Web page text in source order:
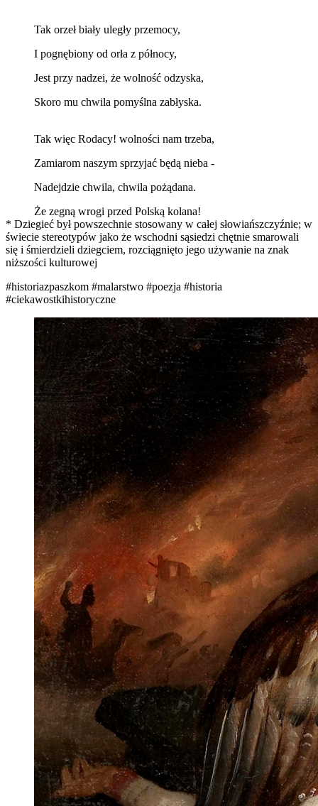
Tak orzeł białу uległy przemocy,
I pognębiony od orła z północy,
Jest przy nadzei, że wolność odzyska,
Skoro mu chwila pomyślna zabłyska.
Tak więc Rodacy! wolności nam trzeba,
Zamiarom naszym sprzyjać będą nieba -
Nadejdzie chwila, chwila pożądana.
Że zegną wrogi przed Polską kolana!
* Dziegieć był powszechnie stosowany w całej słowiańszczyźnie; w
świecie stereotypów jako że wschodni sąsiedzi chętnie smarowali
się i śmierdzieli dziegciem, rozciągnięto jego używanie na znak
niższości kulturowej
#historiazpaszkom #malarstwo #poezja #historia
#ciekawostkihistoryczne